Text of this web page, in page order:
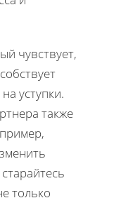
чувствует,
уступки.
также
только